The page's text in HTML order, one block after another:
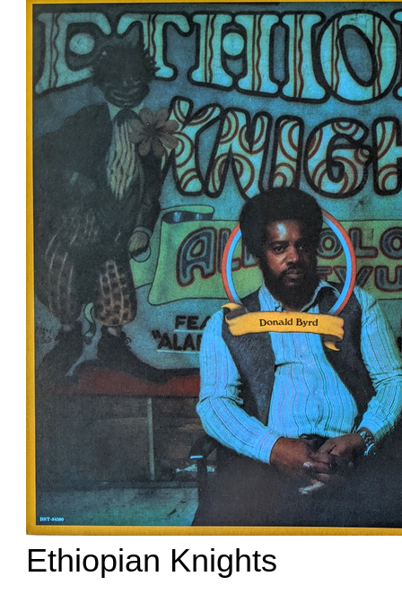
Ethiopian Knights